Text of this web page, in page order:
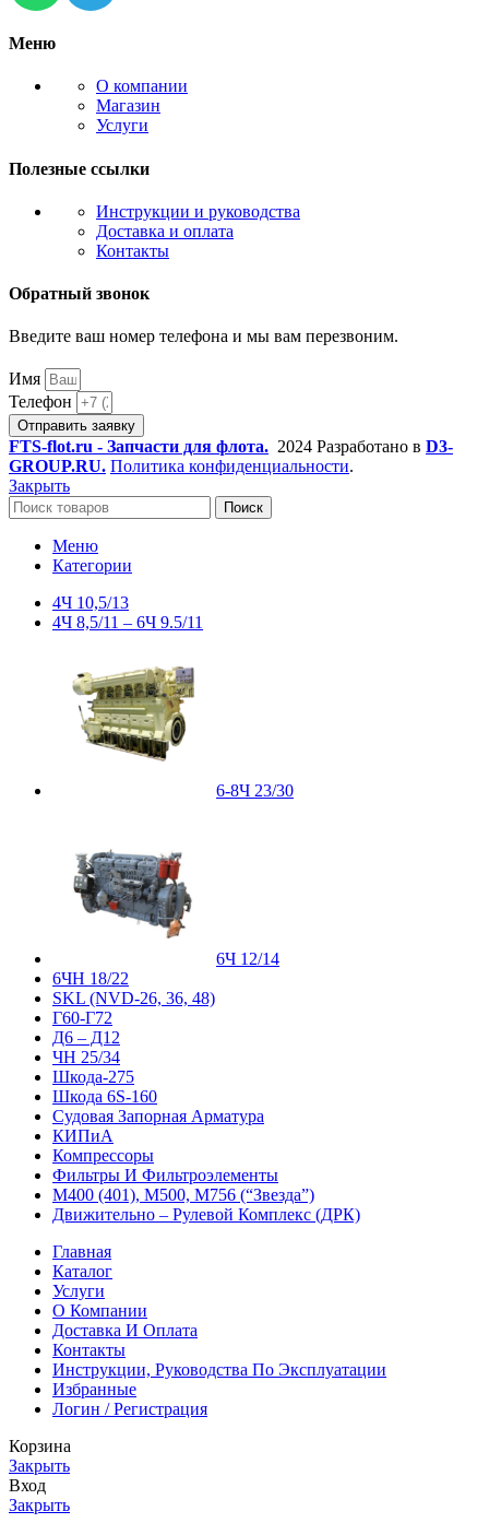
Меню
О компании
Магазин
Услуги
Полезные ссылки
Инструкции и руководства
Доставка и оплата
Контакты
Обратный звонок
Введите ваш номер телефона и мы вам перезвоним.
Имя
Телефон
Отправить заявку
FTS-flot.ru - Запчасти для флота. 2024 Разработано в D3-
GROUP.RU. Политика конфиденциальности.
Закрыть
Поиск
Меню
Категории
4Ч 10,5/13
4Ч 8,5/11 – 6Ч 9.5/11
6-8Ч 23/30
6Ч 12/14
6ЧН 18/22
SKL (NVD-26, 36, 48)
Г60-Г72
Д6 – Д12
ЧН 25/34
Шкода-275
Шкода 6S-160
Судовая Запорная Арматура
КИПиА
Компрессоры
Фильтры И Фильтроэлементы
М400 (401), М500, М756 (“Звезда”)
Движительно – Рулевой Комплекс (ДРК)
Главная
Каталог
Услуги
О Компании
Доставка И Оплата
Контакты
Инструкции, Руководства По Эксплуатации
Избранные
Логин / Регистрация
Корзина
Закрыть
Вход
Закрыть